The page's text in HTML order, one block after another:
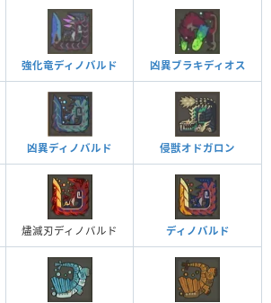
強化竜ディノバルド 凶異ブラキディオス
凶異ディノバルド 侵獣オドガロン
燼滅刃ディノバルド ディノバルド